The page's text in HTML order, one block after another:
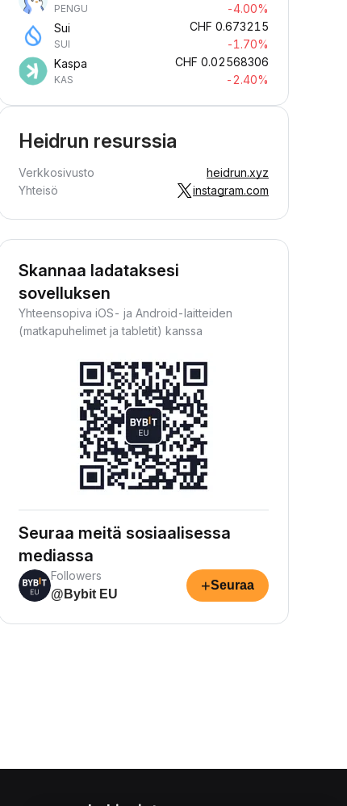
PENGU
-4.00%
Sui
SUI
CHF 0.673215
-1.70%
Kaspa
KAS
CHF 0.02568306
-2.40%
Heidrun resurssia
Verkkosivusto
heidrun.xyz
Yhteisö
instagram.com
Skannaa ladataksesi
sovelluksen
Yhteensopiva iOS- ja Android-laitteiden
(matkapuhelimet ja tabletit) kanssa
Seuraa meitä sosiaalisessa
mediassa
Followers
@Bybit EU
+Seuraa